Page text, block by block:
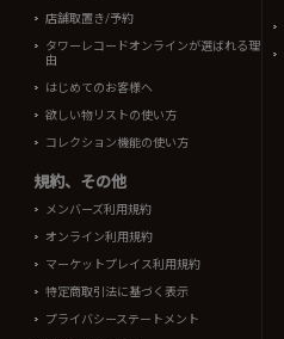
店舗取置き/予約
タワーレコードオンラインが選ばれる理
由
はじめてのお客様へ
欲しい物リストの使い方
コレクション機能の使い方
規約、その他
メンバーズ利用規約
オンライン利用規約
マーケットプレイス利用規約
特定商取引法に基づく表示
プライバシーステートメント